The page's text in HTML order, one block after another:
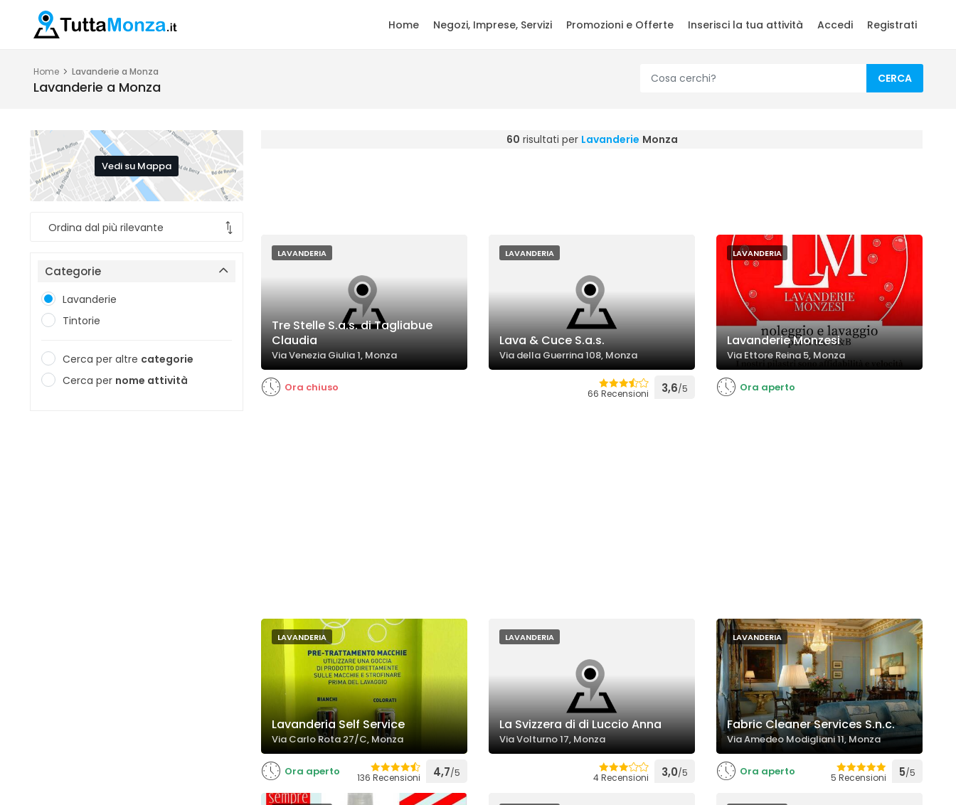
Home Negozi, Imprese, Servizi Promozioni e Offerte Inserisci la tua attività Accedi Registrati
Home Lavanderie a Monza
Lavanderie a Monza
CERCA
Vedi su Mappa
Categorie
Lavanderie
Tintorie
Cerca per altre categorie
Cerca per nome attività
60 risultati per Lavanderie Monza
LAVANDERIA
Tre Stelle S.a.s. di Tagliabue
Claudia
Via Venezia Giulia 1, Monza
Ora chiuso
LAVANDERIA
Lava & Cuce S.a.s.
Via della Guerrina 108, Monza
66 Recensioni 3,6/5
LAVANDERIA
Lavanderie Monzesi
Via Ettore Reina 5, Monza
Ora aperto
LAVANDERIA
Lavanderia Self Service
Via Carlo Rota 27/C, Monza
Ora aperto 136 Recensioni 4,7/5
LAVANDERIA
La Svizzera di di Luccio Anna
Via Volturno 17, Monza
4 Recensioni 3,0/5
LAVANDERIA
Fabric Cleaner Services S.n.c.
Via Amedeo Modigliani 11, Monza
Ora aperto 5 Recensioni 5/5